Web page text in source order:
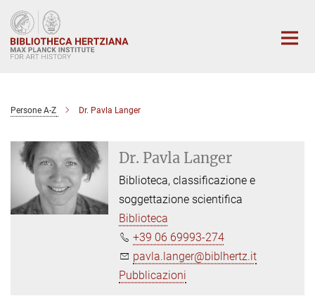
Main-
Content
Persone A-Z Dr. Pavla Langer
Dr. Pavla Langer
Biblioteca, classificazione e
soggettazione scientifica
Biblioteca
+39 06 69993-274
pavla.langer@biblhertz.it
Pubblicazioni